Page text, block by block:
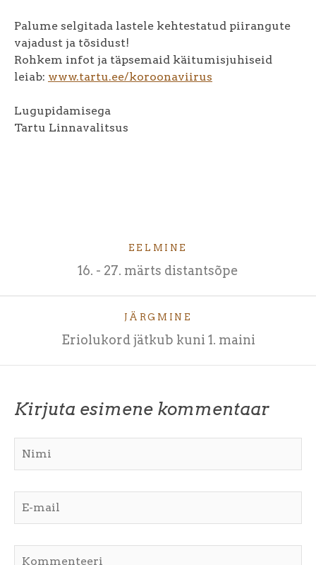
Palume selgitada lastele kehtestatud piirangute
vajadust ja tõsidust!
Rohkem infot ja täpsemaid käitumisjuhiseid
leiab: www.tartu.ee/koroonaviirus
Lugupidamisega
Tartu Linnavalitsus
EELMINE
16. - 27. märts distantsõpe
JÄRGMINE
Eriolukord jätkub kuni 1. maini
Kirjuta esimene kommentaar